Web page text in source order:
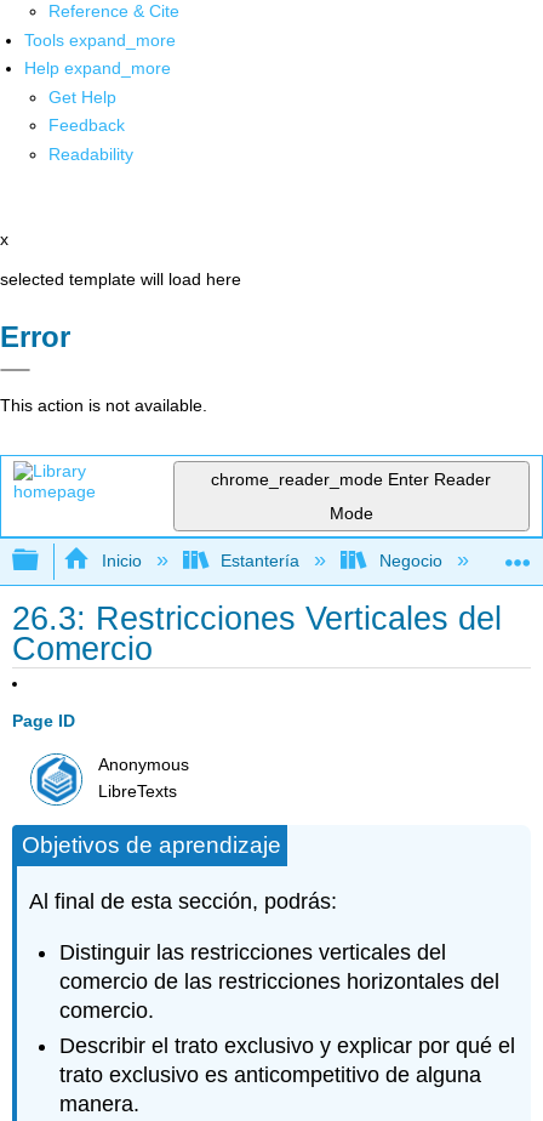
Reference & Cite
Tools expand_more
Help expand_more
Get Help
Feedback
Readability
x
selected template will load here
Error
This action is not available.
chrome_reader_mode Enter Reader
Mode
Expandir/contraer jerarquía global
Inicio Estantería Negocio
26.3: Restricciones Verticales del
Comercio
Page ID
Anonymous
LibreTexts
Objetivos de aprendizaje
Al final de esta sección, podrás:
Distinguir las restricciones verticales del
comercio de las restricciones horizontales del
comercio.
Describir el trato exclusivo y explicar por qué el
trato exclusivo es anticompetitivo de alguna
manera.